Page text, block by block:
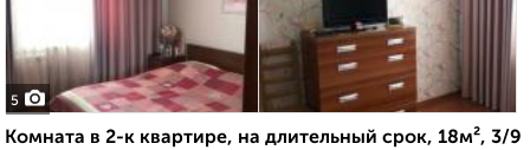
5
Комната в 2-к квартире, на длительный срок, 18м², 3/9